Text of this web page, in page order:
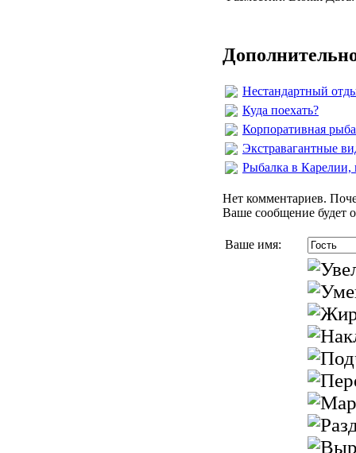
Нестандартный
Куда поехать?
Корпоративная
Экстравагантные
Рыбалка в Карелии,
Нет комментариев.
Ваше сообщение будет
Ваше имя: